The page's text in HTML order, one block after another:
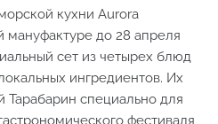
кухни Aurora
мануфактуре до 28 апреля
сет из четырех блюд
ингредиентов. Их
специально для
фестиваля